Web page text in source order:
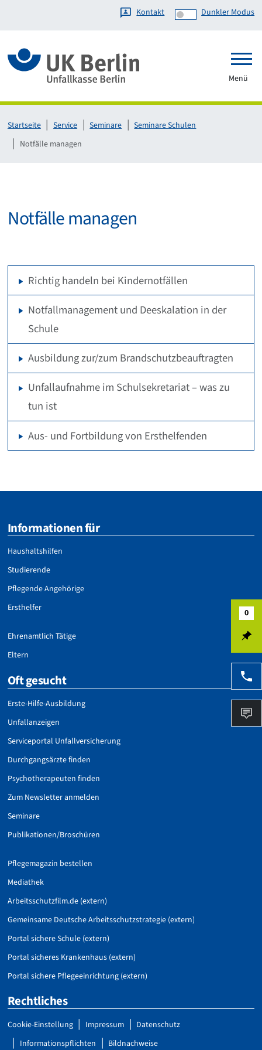
Kontakt Dunkler Modus
Menü
Startseite Service Seminare
Seminare Schulen
Notfälle managen
0
Notfälle managen
Richtig handeln bei Kindernotfällen
Notfallmanagement und Deeskalation in der
Schule
Ausbildung zur/zum Brandschutzbeauftragten
Unfallaufnahme im Schulsekretariat – was zu
tun ist
Aus- und Fortbildung von Ersthelfenden
Informationen für
Haushaltshilfen
Studierende
Pflegende Angehörige
Ersthelfer
Ehrenamtlich Tätige
Eltern
Oft gesucht
Erste-Hilfe-Ausbildung
Unfallanzeigen
Serviceportal Unfallversicherung
Durchgangsärzte finden
Psychotherapeuten finden
Zum Newsletter anmelden
Seminare
Publikationen/Broschüren
Pflegemagazin bestellen
Mediathek
Arbeitsschutzfilm.de (extern)
Gemeinsame Deutsche Arbeitsschutzstrategie (extern)
Portal sichere Schule (extern)
Portal sicheres Krankenhaus (extern)
Portal sichere Pflegeeinrichtung (extern)
Rechtliches
Cookie-Einstellung Impressum
Datenschutz
Informationspflichten
Bildnachweise